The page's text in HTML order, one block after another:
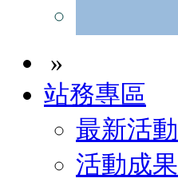
»
站務專區
最新活動
活動成果